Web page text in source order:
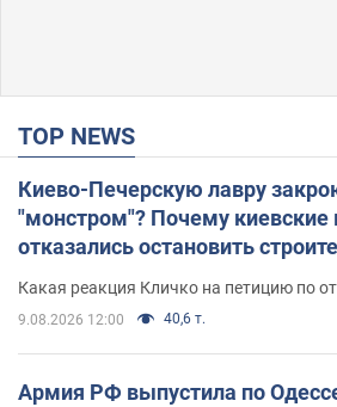
TOP NEWS
Киево-Печерскую лавру
"монстром"? Почему киевские
отказались остановить
небоскреба "московского
Какая реакция Кличко на петицию по
9.08.2026 12:00 40,6 т.
Армия РФ выпустила по